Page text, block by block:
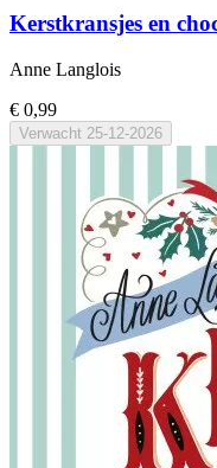
Kerstkransjes en
Anne Langlois
€ 0,99
Verwacht 25-12-2026